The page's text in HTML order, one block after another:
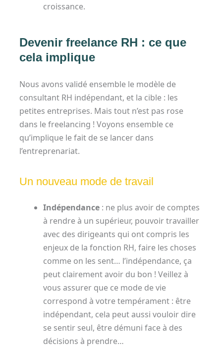
croissance.
Devenir freelance RH : ce que
cela implique
Nous avons validé ensemble le modèle de
consultant RH indépendant, et la cible : les
petites entreprises. Mais tout n’est pas rose
dans le freelancing ! Voyons ensemble ce
qu’implique le fait de se lancer dans
l’entreprenariat.
Un nouveau mode de travail
Indépendance: ne plus avoir de comptes
à rendre à un supérieur, pouvoir travailler
avec des dirigeants qui ont compris les
enjeux de la fonction RH, faire les choses
comme on les sent… l’indépendance, ça
peut clairement avoir du bon ! Veillez à
vous assurer que ce mode de vie
correspond à votre tempérament : être
indépendant, cela peut aussi vouloir dire
se sentir seul, être démuni face à des
décisions à prendre…